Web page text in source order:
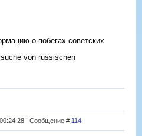
о побегах советских
von russischen
| Сообщение # 114